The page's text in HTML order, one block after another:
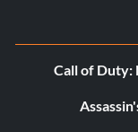
Call of Duty: